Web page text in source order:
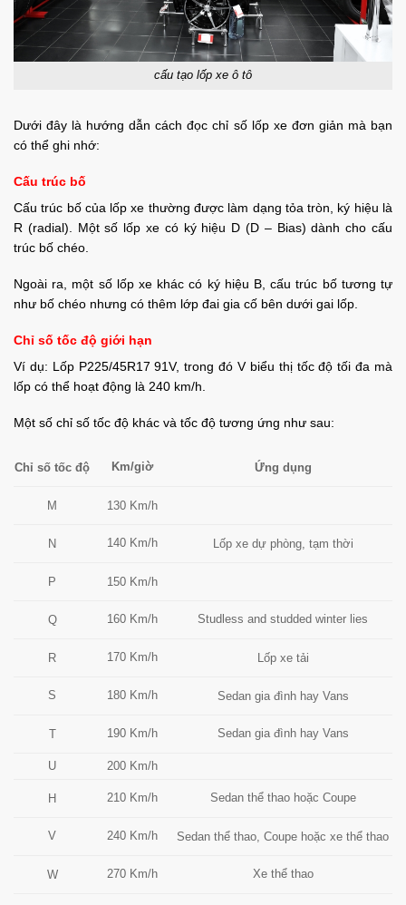
cấu tạo lốp xe ô tô
Dưới đây là hướng dẫn cách đọc chỉ số lốp xe đơn giản mà bạn
có thể ghi nhớ:
Cấu trúc bố
Cấu trúc bố của lốp xe thường được làm dạng tỏa tròn, ký hiệu là
R (radial). Một số lốp xe có ký hiệu D (D – Bias) dành cho cấu
trúc bố chéo.
Ngoài ra, một số lốp xe khác có ký hiệu B, cấu trúc bố tương tự
như bố chéo nhưng có thêm lớp đai gia cố bên dưới gai lốp.
Chỉ số tốc độ giới hạn
Ví dụ: Lốp P225/45R17 91V, trong đó V biểu thị tốc độ tối đa mà
lốp có thể hoạt động là 240 km/h.
Một số chỉ số tốc độ khác và tốc độ tương ứng như sau:
Chỉ số tốc độ Km/giờ Ứng dụng
M 130 Km/h
N 140 Km/h Lốp xe dự phòng, tạm thời
P 150 Km/h
Q 160 Km/h Studless and studded winter lies
R 170 Km/h Lốp xe tải
S 180 Km/h Sedan gia đình hay Vans
T 190 Km/h Sedan gia đình hay Vans
U 200 Km/h
H 210 Km/h Sedan thể thao hoặc Coupe
V 240 Km/h Sedan thể thao, Coupe hoặc xe thể thao
W 270 Km/h Xe thể thao